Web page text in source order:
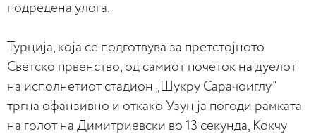
подредена улога.
Турција, која се подготвува за претстојното
Светско првенство, од самиот почеток на дуелот
на исполнетиот стадион „Шукру Сарачоиглу“
тргна офанзивно и откако Узун ја погоди рамката
на голот на Димитриевски во 13 секунда, Кокчу